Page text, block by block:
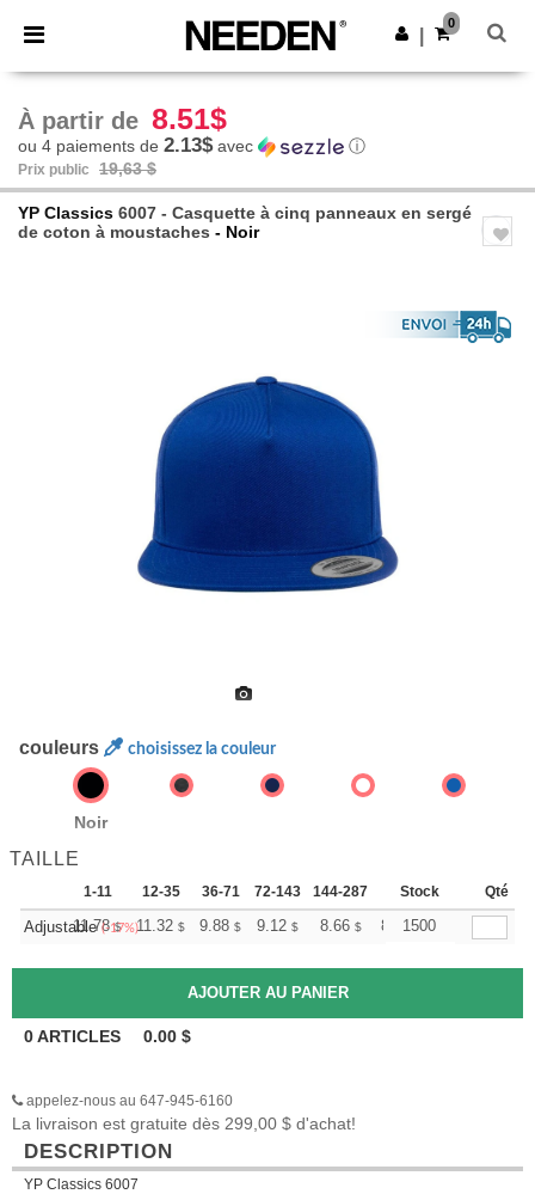
× Appli Needen
Meilleurs prix sur l’app !
Obtenir l'appli
0
À partir de 8.51$
ou 4 paiements de 2.13$avec ⓘ
Prix public 19,63 $
YP Classics 6007 - Casquette à cinq panneaux en sergé
de coton à moustaches - Noir
couleurs choisissez la couleur
Noir
TAILLE
1-11 12-35 36-71 72-143 144-287 288 +
Stock Qté
Adjustable(-17%)
11.78 $ 11.32 $ 9.88 $ 9.12 $ 8.66 $ 8.51 $
1500
0ARTICLES 0.00 $
appelez-nous au 647-945-6160
La livraison est gratuite dès 299,00 $ d'achat!
DESCRIPTION
YP Classics 6007